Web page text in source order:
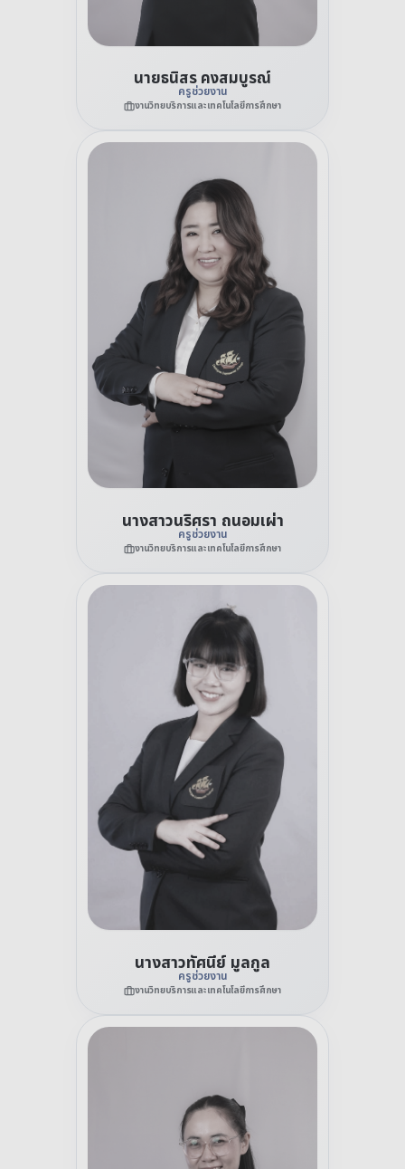
นายธนิสร คงสมบูรณ์
ครูช่วยงาน
งานวิทยบริการและเทคโนโลยีการศึกษา
นางสาวนริศรา ถนอมเผ่า
ครูช่วยงาน
งานวิทยบริการและเทคโนโลยีการศึกษา
นางสาวทัศนีย์ มูลกูล
ครูช่วยงาน
งานวิทยบริการและเทคโนโลยีการศึกษา